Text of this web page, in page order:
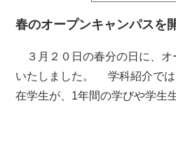
春のオープンキャンパスを
３月２０日の春分の日に、オ
いたしました。 学科紹介では
在学生が、1年間の学びや学生